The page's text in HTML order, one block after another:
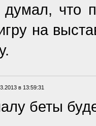
что
на
в 13:59:31
беты